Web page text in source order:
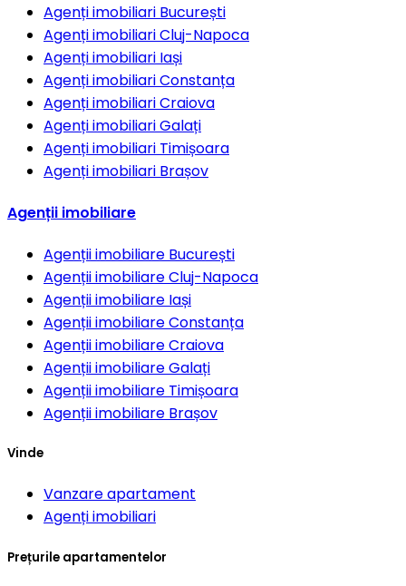
Agenți imobiliari București
Agenți imobiliariCluj-Napoca
Agenți imobiliari Iași
Agenți imobiliariConstanța
Agenți imobiliariCraiova
Agenți imobiliariGalați
Agenți imobiliari Timișoara
Agenți imobiliari Brașov
Agenții imobiliare
Agenții imobiliare București
Agenții imobiliareCluj-Napoca
Agenții imobiliare Iași
Agenții imobiliareConstanța
Agenții imobiliareCraiova
Agenții imobiliareGalați
Agenții imobiliare Timișoara
Agenții imobiliare Brașov
Vinde
Vanzare apartament
Agenți imobiliari
Prețurile apartamentelor